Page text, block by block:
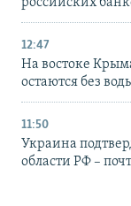
российских
12:47
На востоке
остаются без
11:50
Украина
области РФ –